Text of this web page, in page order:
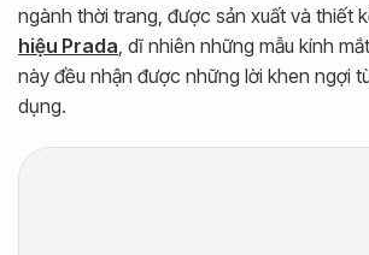
ngành thời trang, được sản xuất và thiết
hiệu Prada, dĩ nhiên những mẫu kính
này đều nhận được những lời khen ngợi
dụng.